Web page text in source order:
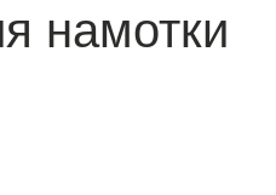
намотки